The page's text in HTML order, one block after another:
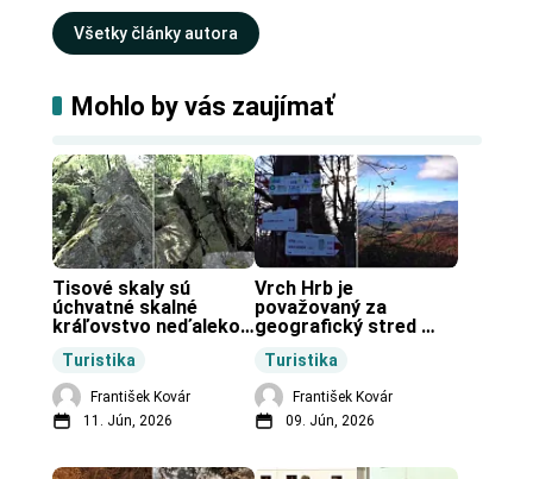
Všetky články autora
Mohlo by vás zaujímať
Turistika
Tisové skaly sú
úchvatné skalné
kráľovstvo neďaleko
František Kovár
11. Jún, 2026
Turistika
Vrch Hrb je
považovaný za
geografický stred
František Kovár
09. Jún, 2026